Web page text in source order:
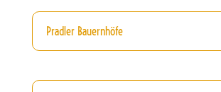
Pradler Bauernhöfe